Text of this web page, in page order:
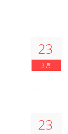
23
3 月
23